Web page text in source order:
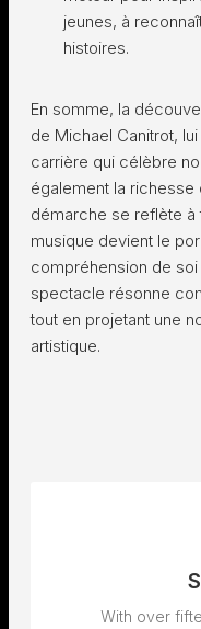
jeunes, à
histoires.
En somme, la
de Michael Canitrot,
carrière qui célèbre
également la richesse
démarche se reflète
musique devient le
compréhension de
spectacle résonne
tout en projetant une
artistique.
With over